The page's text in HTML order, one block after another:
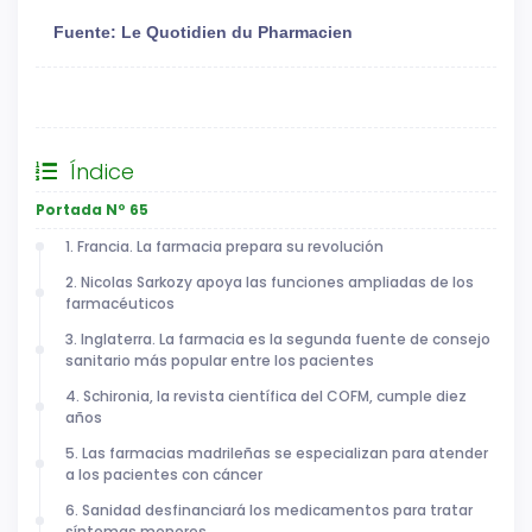
Fuente: Le Quotidien du Pharmacien
Índice
Portada Nº 65
1. Francia. La farmacia prepara su revolución
2. Nicolas Sarkozy apoya las funciones ampliadas de los
farmacéuticos
3. Inglaterra. La farmacia es la segunda fuente de consejo
sanitario más popular entre los pacientes
4. Schironia, la revista científica del COFM, cumple diez
años
5. Las farmacias madrileñas se especializan para atender
a los pacientes con cáncer
6. Sanidad desfinanciará los medicamentos para tratar